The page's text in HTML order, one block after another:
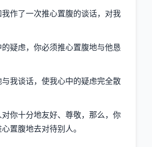
我作了一次推心置腹的谈话，对我
疑虑，你必须推心置腹地与他恳
我谈话，使我心中的疑虑完全散
你十分地友好、尊敬，那么，你
置腹地去对待别人。